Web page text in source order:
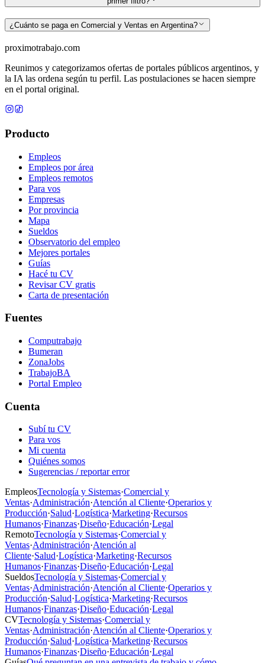
¿Cuánto se paga en Comercial y Ventas en Argentina?
proximotrabajo.com
Reunimos y categorizamos ofertas de portales públicos argentinos, y
la IA las ordena según tu perfil. Las postulaciones se hacen siempre
en el portal original.
Producto
Empleos
Empleos por área
Empleos remotos
Para vos
Empresas
Por provincia
Mapa
Sueldos
Observatorio del empleo
Mejores portales
Guías
Hacé tu CV
Revisar CV gratis
Carta de presentación
Fuentes
Computrabajo
Bumeran
ZonaJobs
TrabajoBA
Portal Empleo
Cuenta
Subí tu CV
Para vos
Mi cuenta
Quiénes somos
Sugerencias / reportar error
EmpleosTecnología y Sistemas·Comercial y
Ventas·Administración·Atención al Cliente·Operarios y
Producción·Salud·Logística·Marketing·Recursos
Humanos·Finanzas·Diseño·Educación·Legal
RemotoTecnología y Sistemas·Comercial y
Ventas·Administración·Atención al
Cliente·Salud·Logística·Marketing·Recursos
Humanos·Finanzas·Diseño·Educación·Legal
SueldosTecnología y Sistemas·Comercial y
Ventas·Administración·Atención al Cliente·Operarios y
Producción·Salud·Logística·Marketing·Recursos
Humanos·Finanzas·Diseño·Educación·Legal
CVTecnología y Sistemas·Comercial y
Ventas·Administración·Atención al Cliente·Operarios y
Producción·Salud·Logística·Marketing·Recursos
Humanos·Finanzas·Diseño·Educación·Legal